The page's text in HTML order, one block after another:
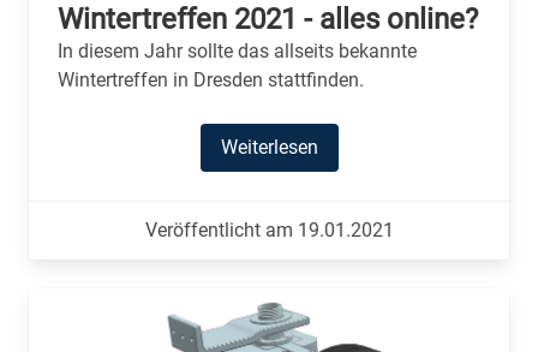
Wintertreffen 2021 - alles online?
In diesem Jahr sollte das allseits bekannte
Wintertreffen in Dresden stattfinden.
Weiterlesen
Veröffentlicht am 19.01.2021